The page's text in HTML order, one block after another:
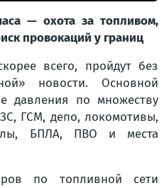
— охота за топливом,
провокаций у границ
всего, пройдут без
новости. Основной
давления по множеству
ГСМ, депо, локомотивы,
БПЛА, ПВО и места
по топливной сети